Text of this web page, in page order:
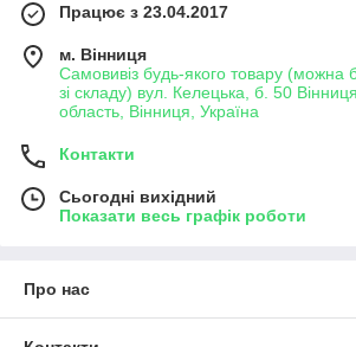
Працює з 23.04.2017
м. Вінниця
Самовивіз будь-якого товару (можна
зі складу) вул. Келецька, б. 50
область, Вінниця, Україна
Контакти
Сьогодні вихідний
Показати весь графік роботи
Про нас